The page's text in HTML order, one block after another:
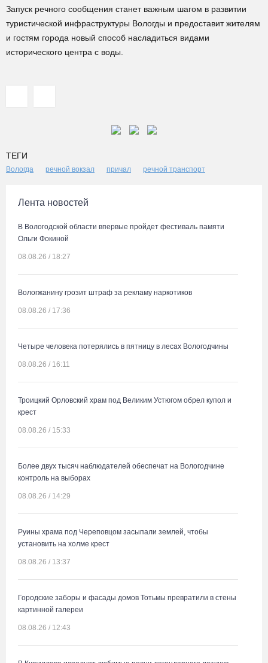
Запуск речного сообщения станет важным шагом в развитии
туристической инфраструктуры Вологды и предоставит жителям
и гостям города новый способ насладиться видами
исторического центра с воды.
ТЕГИ
Вологда речной вокзал причал речной транспорт
Лента новостей
В Вологодской области впервые пройдет фестиваль памяти
Ольги Фокиной
08.08.26 / 18:27
Вологжанину грозит штраф за рекламу наркотиков
08.08.26 / 17:36
Четыре человека потерялись в пятницу в лесах Вологодчины
08.08.26 / 16:11
Троицкий Орловский храм под Великим Устюгом обрел купол и
крест
08.08.26 / 15:33
Более двух тысяч наблюдателей обеспечат на Вологодчине
контроль на выборах
08.08.26 / 14:29
Руины храма под Череповцом засыпали землей, чтобы
установить на холме крест
08.08.26 / 13:37
Городские заборы и фасады домов Тотьмы превратили в стены
картинной галереи
08.08.26 / 12:43